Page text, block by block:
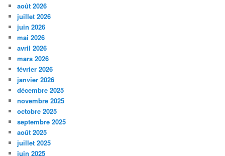
août 2026
juillet 2026
juin 2026
mai 2026
avril 2026
mars 2026
février 2026
janvier 2026
décembre 2025
novembre 2025
octobre 2025
septembre 2025
août 2025
juillet 2025
juin 2025